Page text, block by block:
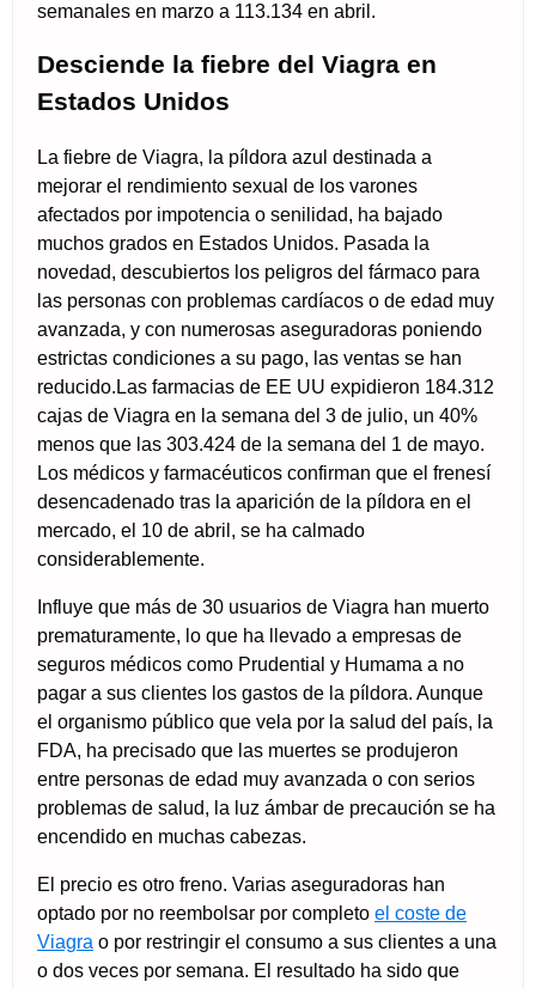
semanales en marzo a 113.134 en abril.
Desciende la fiebre del Viagra en
Estados Unidos
La fiebre de Viagra, la píldora azul destinada a
mejorar el rendimiento sexual de los varones
afectados por impotencia o senilidad, ha bajado
muchos grados en Estados Unidos. Pasada la
novedad, descubiertos los peligros del fármaco para
las personas con problemas cardíacos o de edad muy
avanzada, y con numerosas aseguradoras poniendo
estrictas condiciones a su pago, las ventas se han
reducido.Las farmacias de EE UU expidieron 184.312
cajas de Viagra en la semana del 3 de julio, un 40%
menos que las 303.424 de la semana del 1 de mayo.
Los médicos y farmacéuticos confirman que el frenesí
desencadenado tras la aparición de la píldora en el
mercado, el 10 de abril, se ha calmado
considerablemente.
Influye que más de 30 usuarios de Viagra han muerto
prematuramente, lo que ha llevado a empresas de
seguros médicos como Prudential y Humama a no
pagar a sus clientes los gastos de la píldora. Aunque
el organismo público que vela por la salud del país, la
FDA, ha precisado que las muertes se produjeron
entre personas de edad muy avanzada o con serios
problemas de salud, la luz ámbar de precaución se ha
encendido en muchas cabezas.
El precio es otro freno. Varias aseguradoras han
optado por no reembolsar por completo el coste de
Viagra o por restringir el consumo a sus clientes a una
o dos veces por semana. El resultado ha sido que